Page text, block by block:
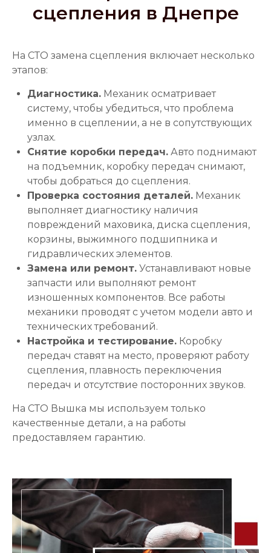
сцепления в Днепре
На СТО замена сцепления включает несколько
этапов:
Диагностика. Механик осматривает
систему, чтобы убедиться, что проблема
именно в сцеплении, а не в сопутствующих
узлах.
Снятие коробки передач. Авто поднимают
на подъемник, коробку передач снимают,
чтобы добраться до сцепления.
Проверка состояния деталей. Механик
выполняет диагностику наличия
повреждений маховика, диска сцепления,
корзины, выжимного подшипника и
гидравлических элементов.
Замена или ремонт. Устанавливают новые
запчасти или выполняют ремонт
изношенных компонентов. Все работы
механики проводят с учетом модели авто и
технических требований.
Настройка и тестирование. Коробку
передач ставят на место, проверяют работу
сцепления, плавность переключения
передач и отсутствие посторонних звуков.
На СТО Вышка мы используем только
качественные детали, а на работы
предоставляем гарантию.